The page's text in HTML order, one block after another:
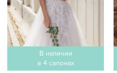
В наличии
в 4 салонах